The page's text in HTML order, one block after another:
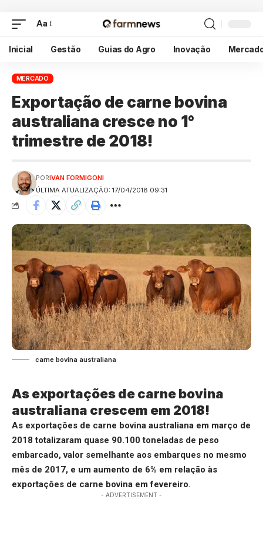
Aa
Inicial Gestão Guias do Agro Inovação
MERCADO
Exportação de carne bovina
australiana cresce no 1°
trimestre de 2018!
ÚLTIMA ATUALIZAÇÃO: 17/04/2018 09:31
PORIVAN FORMIGONI
carne bovina australiana
As exportações de carne bovina
australiana crescem em 2018!
As exportações de carne bovina australiana em março de
2018 totalizaram quase 90.100 toneladas de peso
embarcado, valor semelhante aos embarques no mesmo
mês de 2017, e um aumento de 6% em relação às
exportações de carne bovina em fevereiro.
- ADVERTISEMENT -